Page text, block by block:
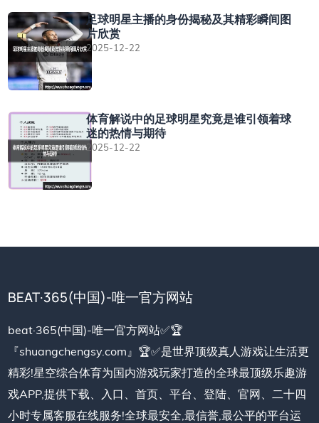
足球明星主播的身份揭秘及其精彩瞬间图
片欣赏
2025-12-22
体育解说中的足球明星究竟是谁引领着球
迷的热情与期待
2025-12-22
BEAT·365(中国)-唯一官方网站
beat·365(中国)-唯一官方网站✅🏆
『shuangchengsy.com』🏆✅是世界顶级真人游戏让生活更
精彩!星空综合体育为国内游戏玩家打造的全球最顶级乐趣游
戏APP,提供下载、入口、首页、平台、登陆、官网、二十四
小时专属客服在线服务!全球最安全,最信誉,最公平的平台运